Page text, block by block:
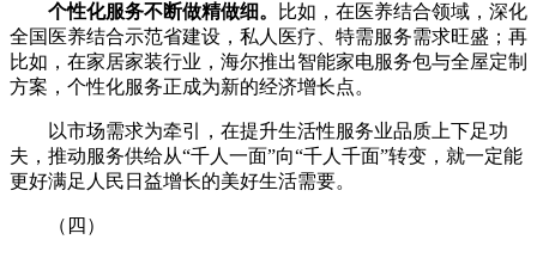
个性化服务不断做精做细。
比如，在医养结合领域，深化
全国医养结合示范省建设，私人医疗、特需服务需求旺盛；再
比如，在家居家装行业，海尔推出智能家电服务包与全屋定制
方案，个性化服务正成为新的经济增长点。
以市场需求为牵引，在提升生活性服务业品质上下足功
夫，推动服务供给从“千人一面”向“千人千面”转变，就一定能
更好满足人民日益增长的美好生活需要。
（四）